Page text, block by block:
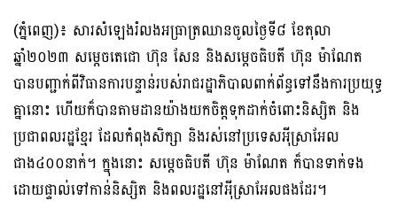
(ភ្នំពេញ)៖ សារសំឡេងរំលងអធ្រាត្រឈានចូលថ្ងៃទី៨ ខែតុលា
ឆ្នាំ២០២៣ សម្តេចតេជោ ហ៊ុន សែន និងសម្តេចធិបតី ហ៊ុន ម៉ាណែត
បានបញ្ជាក់ពីវិធានការបន្ទាន់របស់រាជរដ្ឋាភិបាលពាក់ព័ន្ធទៅនឹងការប្រយុទ្ធ
គ្នានោះ ហើយក៏បានតាមដានយ៉ាងយកចិត្តទុកដាក់ចំពោះនិស្សិត និង
ប្រជាពលរដ្ឋខ្មែរ ដែលកំពុងសិក្សា និងរស់នៅប្រទេសអ៉ីស្រាអែល
ជាង៤០០នាក់។ ក្នុងនោះ សម្តេចធិបតី ហ៊ុន ម៉ាណែត ក៏បានទាក់ទង
ដោយផ្ទាល់ទៅកាន់និស្សិត និងពលរដ្ឋនៅអ៉ីស្រាអែលផងដែរ។